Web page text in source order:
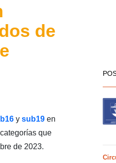
de
y sub19en
que
de 2023.